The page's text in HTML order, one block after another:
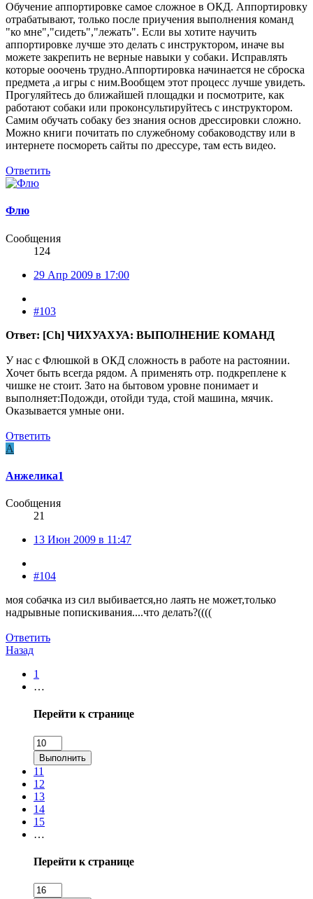
Обучение аппортировке самое сложное в ОКД. Аппортировку
отрабатывают, только после приучения выполнения команд
"ко мне","сидеть","лежать". Если вы хотите научить
аппортировке лучше это делать с инструктором, иначе вы
можете закрепить не верные навыки у собаки. Исправлять
которые ооочень трудно.Аппортировка начинается не сброска
предмета ,а игры с ним.Вообщем этот процесс лучше увидеть.
Прогуляйтесь до ближайшей площадки и посмотрите, как
работают собаки или проконсультируйтесь с инструктором.
Самим обучать собаку без знания основ дрессировки сложно.
Можно книги почитать по служебному собаководству или в
интернете посмореть сайты по дрессуре, там есть видео.
Ответить
Флю
Сообщения
124
29 Апр 2009 в 17:00
#103
Ответ: [Ch] ЧИХУАХУА: ВЫПОЛНЕНИЕ КОМАНД
У нас с Флюшкой в ОКД сложность в работе на растоянии.
Хочет быть всегда рядом. А применять отр. подкреплене к
чишке не стоит. Зато на бытовом уровне понимает и
выполняет:Подожди, отойди туда, стой машина, мячик.
Оказывается умные они.
Ответить
А
Анжелика1
Сообщения
21
13 Июн 2009 в 11:47
#104
моя собачка из сил выбивается,но лаять не может,только
надрывные попискивания....что делать?((((
Ответить
Назад
1
…
Перейти к странице
Выполнить
11
12
13
14
15
…
Перейти к странице